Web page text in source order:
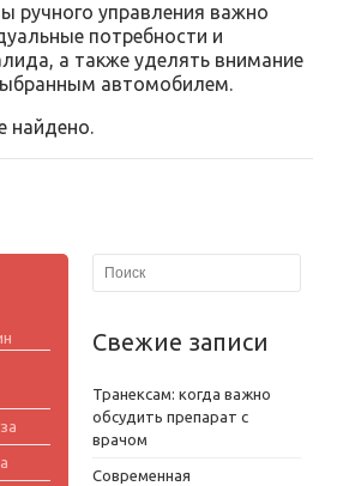
ручного управления важно
потребности и
а также уделять внимание
автомобилем.
найдено.
Свежие записи
Транексам: когда важно
обсудить препарат с
врачом
Современная